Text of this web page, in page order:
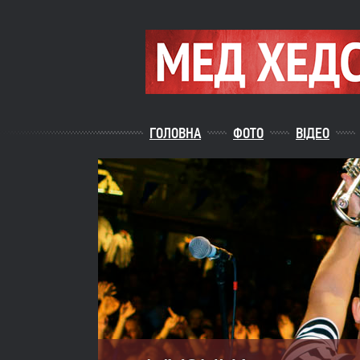
ГОЛОВНА ФОТО ВІДЕО